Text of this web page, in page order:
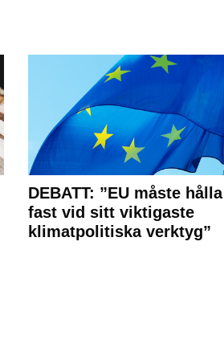
DEBATT: ”EU måste hålla
fast vid sitt viktigaste
klimatpolitiska verktyg”